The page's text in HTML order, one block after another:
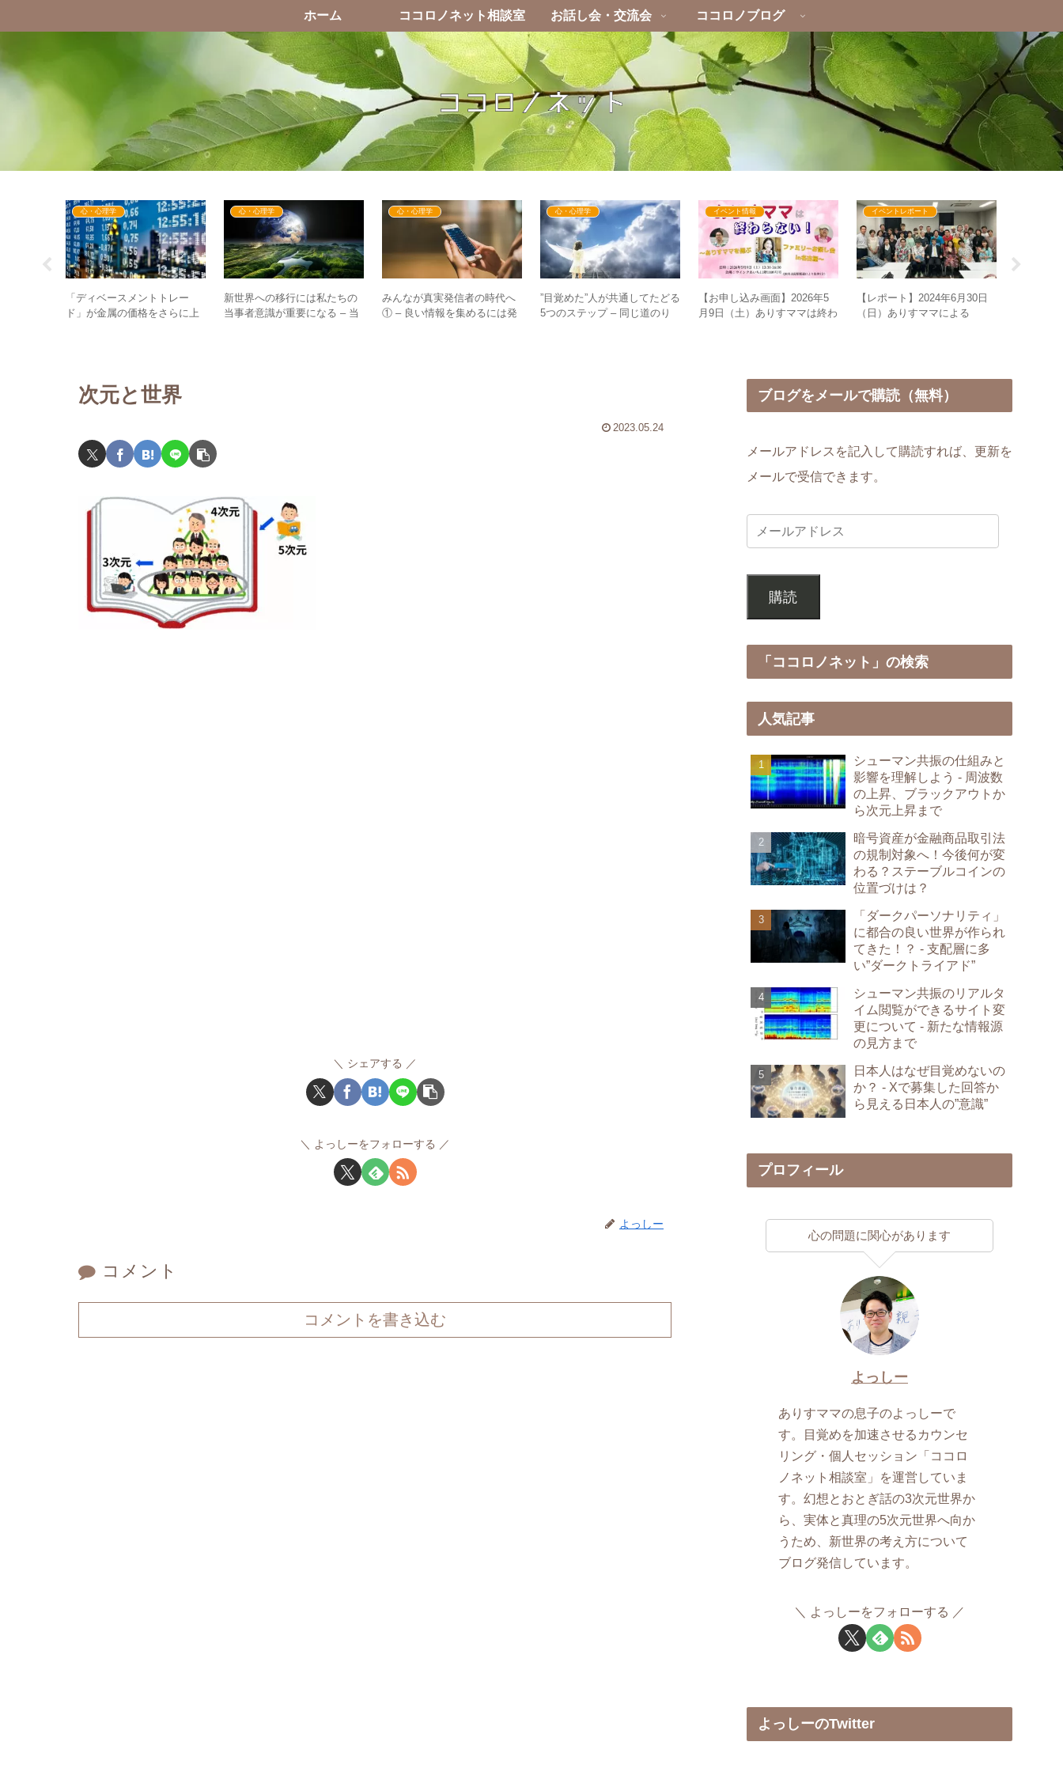
ホーム ココロノネット相談室 お話し会・交流会 ココロノブログ
心・心理学
「ディベースメントトレー
ド」が金属の価格をさらに上
心・心理学
新世界への移行には私たちの
当事者意識が重要になる – 当
心・心理学
みんなが真実発信者の時代へ
① – 良い情報を集めるには発
心・心理学
”目覚めた”人が共通してたどる
5つのステップ – 同じ道のり
イベント情報
【お申し込み画面】2026年5
月9日（土）ありすママは終わ
イベントレポート
【レポート】2024年6月30日
（日）ありすママによる
次元と世界
2023.05.24
シェアする
よっしーをフォローする
よっしー
コメント
コメントを書き込む
ブログをメールで購読（無料）
メールアドレスを記入して購読すれば、更新を
メールで受信できます。
購読
「ココロノネット」の検索
人気記事
シューマン共振の仕組みと
影響を理解しよう - 周波数
の上昇、ブラックアウトか
ら次元上昇まで
暗号資産が金融商品取引法
の規制対象へ！今後何が変
わる？ステーブルコインの
位置づけは？
「ダークパーソナリティ」
に都合の良い世界が作られ
てきた！？ - 支配層に多
い”ダークトライアド”
シューマン共振のリアルタ
イム閲覧ができるサイト変
更について - 新たな情報源
の見方まで
日本人はなぜ目覚めないの
か？ - Xで募集した回答か
ら見える日本人の”意識”
プロフィール
心の問題に関心があります
よっしー
ありすママの息子のよっしーで
す。目覚めを加速させるカウンセ
リング・個人セッション「ココロ
ノネット相談室」を運営していま
す。幻想とおとぎ話の3次元世界か
ら、実体と真理の5次元世界へ向か
うため、新世界の考え方について
ブログ発信しています。
よっしーをフォローする
よっしーのTwitter